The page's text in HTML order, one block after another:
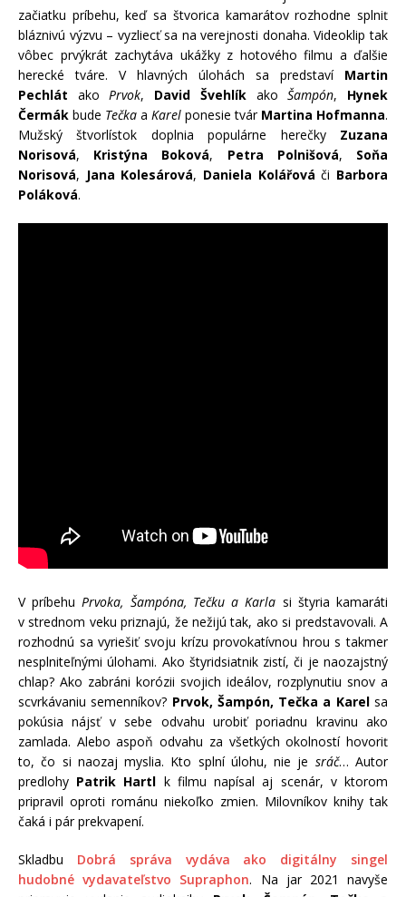
začiatku príbehu, keď sa štvorica kamarátov rozhodne splniť
bláznivú výzvu – vyzliecť sa na verejnosti donaha. Videoklip tak
vôbec prvýkrát zachytáva ukážky z hotového filmu a ďalšie
herecké tváre. V hlavných úlohách sa predstaví Martin
Pechlát ako Prvok, David ŠvehlíkakoŠampón, Hynek
Čermák bude Tečka a Karel ponesie tvár Martina Hofmanna.
Mužský štvorlístok doplnia populárne herečky Zuzana
Norisová, Kristýna Boková, Petra Polnišová, Soňa
Norisová, Jana Kolesárová, Daniela Kolářová či Barbora
Poláková.
V príbehu Prvoka, Šampóna, Tečku a Karla si štyria kamaráti
v strednom veku priznajú, že nežijú tak, ako si predstavovali. A
rozhodnú sa vyriešiť svoju krízu provokatívnou hrou s takmer
nesplniteľnými úlohami. Ako štyridsiatnik zistí, či je naozajstný
chlap? Ako zabráni korózii svojich ideálov, rozplynutiu snov a
scvrkávaniu semenníkov? Prvok, Šampón, Tečka a Karelsa
pokúsia nájsť v sebe odvahu urobiť poriadnu kravinu ako
zamlada. Alebo aspoň odvahu za všetkých okolností hovoriť
to, čo si naozaj myslia. Kto splní úlohu, nie je sráč… Autor
predlohy Patrik Hartl k filmu napísal aj scenár, v ktorom
pripravil oproti románu niekoľko zmien. Milovníkov knihy tak
čaká i pár prekvapení.
Skladbu Dobrá správa vydáva ako digitálny singel
hudobné vydavateľstvo Supraphon. Na jar 2021 navyše